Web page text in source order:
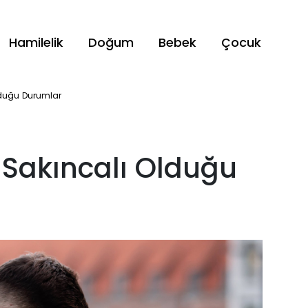
Hamilelik Doğum Bebek Çocuk
Durumlar
Olduğu